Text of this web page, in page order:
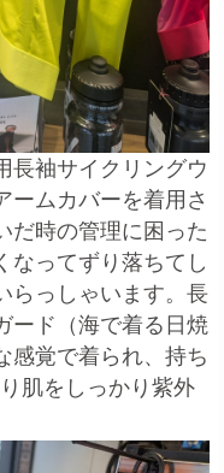
長袖サイクリングウ
ームカバーを着用さ
だ時の管理に困った
なってずり落ちてし
らっしゃいます。長
ード（海で着る日焼
感覚で着られ、持ち
肌をしっかり紫外